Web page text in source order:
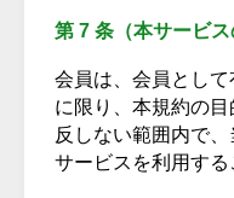
第 7 条（本サービス
会員は、会員とし
に限り、本規約の
反しない範囲内で
サービスを利用する